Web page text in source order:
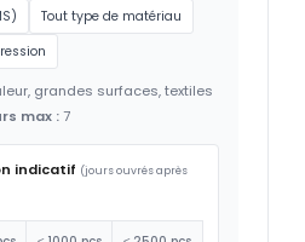
Tout type de matériau
grandes surfaces, textiles
max :7
indicatif (jours ouvrés après